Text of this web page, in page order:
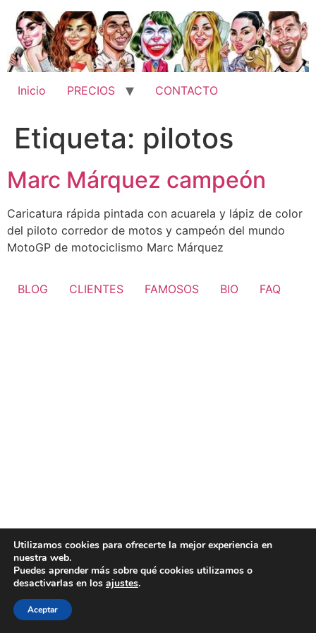
contenido
Inicio PRECIOS CONTACTO
Etiqueta: pilotos
Marc Márquez campeón
Caricatura rápida pintada con acuarela y lápiz de color
del piloto corredor de motos y campeón del mundo
MotoGP de motociclismo Marc Márquez
BLOG CLIENTES FAMOSOS BIO FAQ
Utilizamos cookies para ofrecerte la mejor experiencia en
nuestra web.
Puedes aprender más sobre qué cookies utilizamos o
desactivarlas en los ajustes.
Aceptar